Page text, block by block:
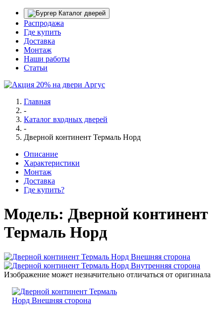
Каталог дверей
Распродажа
Где купить
Доставка
Монтаж
Наши работы
Статьи
Главная
-
Каталог входных дверей
-
Дверной континент Термаль Норд
Описание
Характеристики
Монтаж
Доставка
Где купить?
Модель: Дверной континент
Термаль Норд
Изображение может незначительно отличаться от оригинала